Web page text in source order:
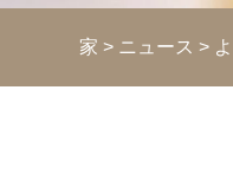
家 > ニュース >